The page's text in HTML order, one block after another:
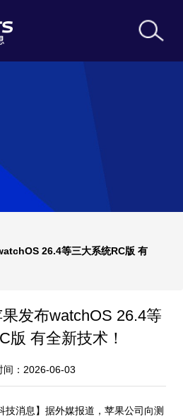
26.4等三大系统RC版 有
发布watchOS 26.4等
版 有全新技术！
间：2026-06-03
消息】据外媒报道，苹果公司向测